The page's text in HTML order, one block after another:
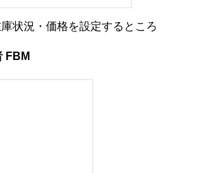
状況・価格を設定するところ
FBM